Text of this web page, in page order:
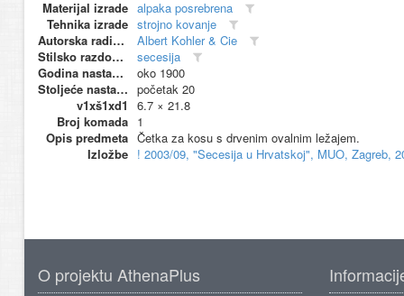
Materijal izrade alpaka posrebrena
Tehnika izrade strojno kovanje
Autorska radionica (proizvođač)
Albert Kohler & Cie
Stilsko razdoblje
secesija
Godina nastanka
oko 1900
Stoljeće nastanka početak 20
v1xš1xd1
6.7 × 21.8
Broj komada 1
Opis predmeta Četka za kosu s drvenim ovalnim ležajem.
Izložbe ! 2003/09, "Secesija u Hrvatskoj", MUO, Zagreb,
O projektu AthenaPlus